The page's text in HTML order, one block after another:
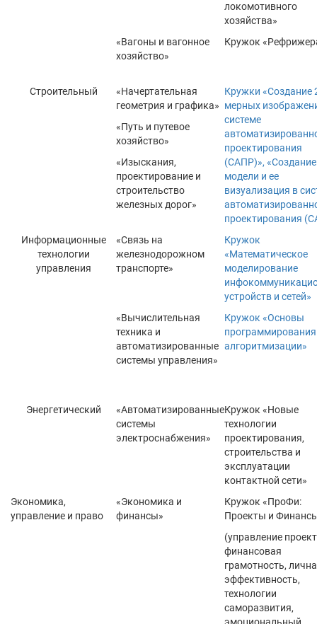
локомотивного
хозяйства»
«Вагоны и вагонное
хозяйство»
Кружок
Строительный
«Начертательная
геометрия и графика»
«Путь и путевое
хозяйство»
«Изыскания,
проектирование и
строительство
железных дорог»
Кружки «Создание
мерных
системе
проектирования
(САПР)», «Создание
модели и ее
визуализация в
проектирования
Информационные
технологии
управления
«Связь на
железнодорожном
транспорте»
Кружок
«Математическое
моделирование
устройств и сетей»
«Вычислительная
техника и
автоматизированные
системы управления»
Кружок «Основы
алгоритмизации»
Энергетический
«Автоматизированные
системы
электроснабжения»
Кружок «Новые
технологии
проектирования,
строительства и
эксплуатации
контактной сети»
Экономика,
управление и право
«Экономика и
финансы»
Кружок «ПроФи:
Проекты и
(управление
финансовая
грамотность,
эффективность,
технологии
саморазвития,